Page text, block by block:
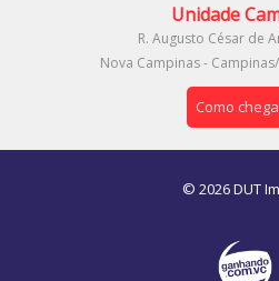
Unidade
R. Augusto César de
Nova Campinas - Campinas/
Como
© 2026 DUT